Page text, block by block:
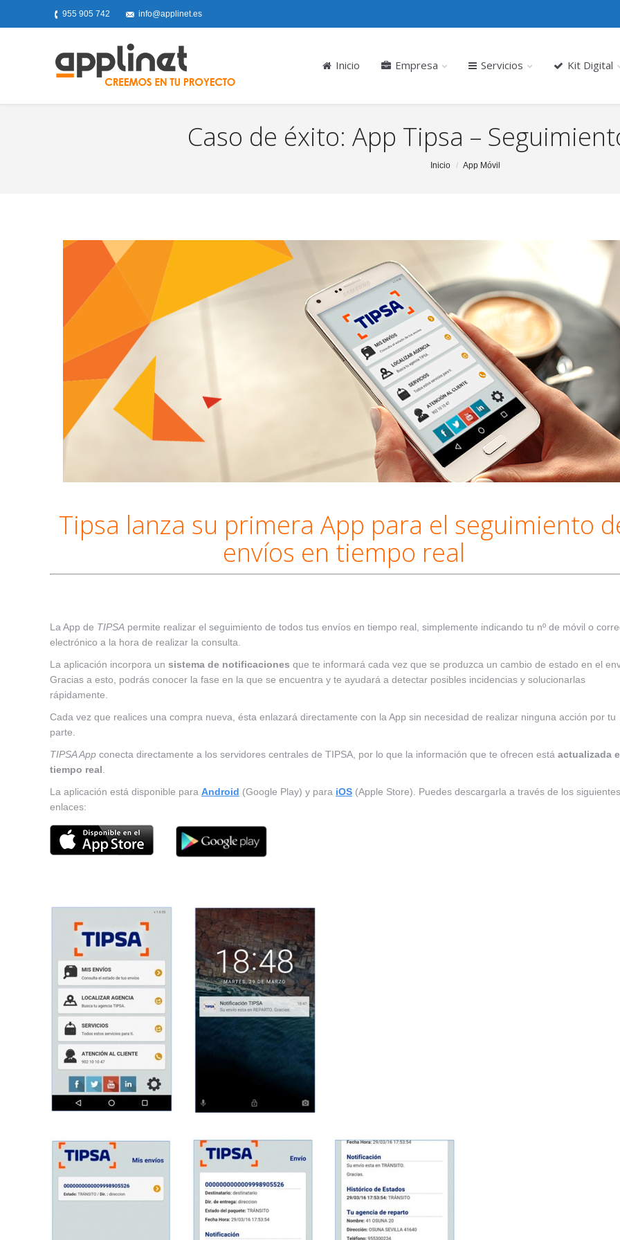
955 905 742 info@applinet.es
Inicio Empresa Servicios Kit Digital
Caso de éxito: App Tipsa –
Inicio App Móvil
Tipsa lanza su primera App para el seguimiento
envíos en tiempo real
La App de TIPSA permite realizar el seguimiento de todos tus envíos en tiempo real, simplemente indicando tu nº de móvil o
electrónico a la hora de realizar la consulta.
La aplicación incorpora un sistema de notificaciones que te informará cada vez que se produzca un cambio de estado en el
Gracias a esto, podrás conocer la fase en la que se encuentra y te ayudará a detectar posibles incidencias y solucionarlas
rápidamente.
Cada vez que realices una compra nueva, ésta enlazará directamente con la App sin necesidad de realizar ninguna acción por tu
parte.
TIPSA App conecta directamente a los servidores centrales de TIPSA, por lo que la información que te ofrecen está actualizada
tiempo real
La aplicación está disponible para Android (Google Play) y para iOS (Apple Store). Puedes descargarla a través de los siguientes
enlaces: